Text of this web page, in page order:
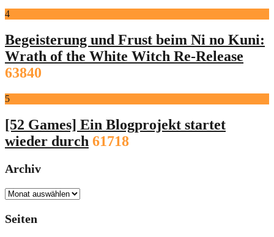
4
Begeisterung und Frust beim Ni no Kuni:
Wrath of the White Witch Re-Release
63840
5
[52 Games] Ein Blogprojekt startet
wieder durch 61718
Archiv
Archiv
Seiten